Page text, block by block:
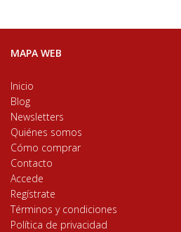
MAPA WEB
Inicio
Blog
Newsletters
Quiénes somos
Cómo comprar
Contacto
Accede
Regístrate
Términos y condiciones
Política de privacidad